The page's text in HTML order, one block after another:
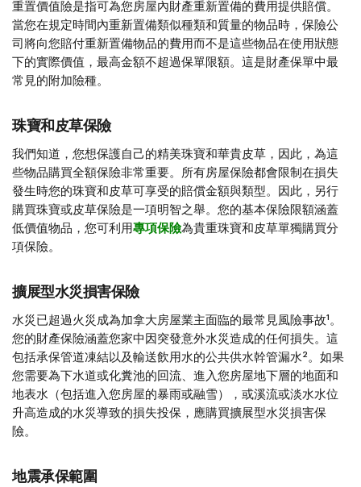
重置價值險是指可為您房屋內財產重新置備的費用提供賠償。
當您在規定時間內重新置備類似種類和質量的物品時，保險公
司將向您賠付重新置備物品的費用而不是這些物品在使用狀態
下的實際價值，最高金額不超過保單限額。這是財產保單中最
常見的附加險種。
珠寶和皮草保險
我們知道，您想保護自己的精美珠寶和華貴皮草，因此，為這
些物品購買全額保險非常重要。所有房屋保險都會限制在損失
發生時您的珠寶和皮草可享受的賠償金額與類型。因此，另行
購買珠寶或皮草保險是一項明智之舉。您的基本保險限額涵蓋
低價值物品，您可利用專項保險為貴重珠寶和皮草單獨購買分
項保險。
擴展型水災損害保險
水災已超過火災成為加拿大房屋業主面臨的最常見風險事故1 。
您的財產保險涵蓋您家中因突發意外水災造成的任何損失。這
包括承保管道凍結以及輸送飲用水的公共供水幹管漏水2 。如果
您需要為下水道或化糞池的回流、進入您房屋地下層的地面和
地表水（包括進入您房屋的暴雨或融雪），或溪流或淡水水位
升高造成的水災導致的損失投保，應購買擴展型水災損害保
險。
地震承保範圍